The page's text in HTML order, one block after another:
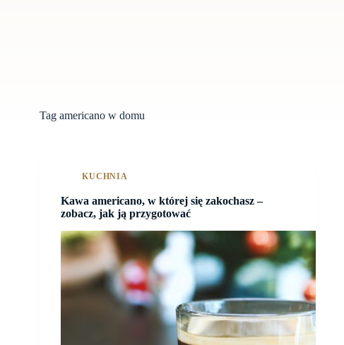
Tag americano w domu
KUCHNIA
Kawa americano, w której się zakochasz –
zobacz, jak ją przygotować